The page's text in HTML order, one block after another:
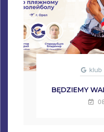
klub
BĘDZIEMY